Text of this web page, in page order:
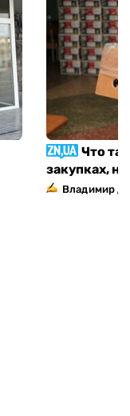
Что
закупках,
Владимир